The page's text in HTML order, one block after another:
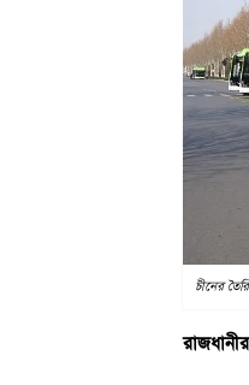
চীনের